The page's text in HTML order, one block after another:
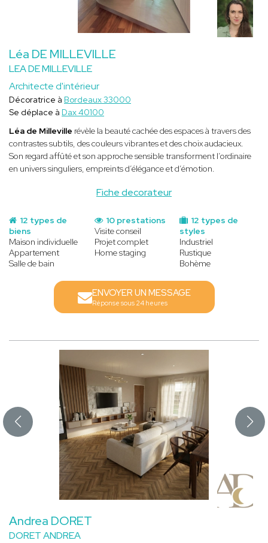
Léa DE MILLEVILLE
LEA DE MILLEVILLE
Architecte d'intérieur
Fiche decorateur
Décoratrice à Bordeaux 33000
Se déplace à Dax 40100
Léa de Milleville révèle la beauté cachée des espaces à travers des
contrastes subtils, des couleurs vibrantes et des choix audacieux.
Son regard affûté et son approche sensible transforment l’ordinaire
en univers singuliers, empreints d’élégance et d’émotion.
12 types de
biens
Maison individuelle
Appartement
Salle de bain
12 types de
styles
Industriel
Rustique
Bohème
10 prestations
Visite conseil
Projet complet
Home staging
ENVOYER UN MESSAGE
Réponse sous 24 heures
Andrea DORET
DORET ANDREA